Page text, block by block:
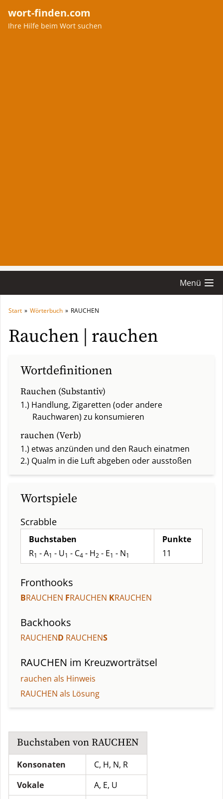
wort-finden.com
Ihre Hilfe beim Wort suchen
Menü
Start » Wörterbuch » RAUCHEN
Rauchen | rauchen
Wortdefinitionen
Rauchen (Substantiv)
1.) Handlung, Zigaretten (oder andere
Rauchwaren) zu konsumieren
rauchen (Verb)
1.) etwas anzünden und den Rauch einatmen
2.) Qualm in die Luft abgeben oder ausstoßen
Wortspiele
Scrabble
Buchstaben
R1 - A1 - U1 - C4 - H2 - E1 - N1
Punkte
11
Fronthooks
BRAUCHEN FRAUCHEN KRAUCHEN
Backhooks
RAUCHEND RAUCHENS
RAUCHEN im Kreuzworträtsel
rauchen als Hinweis
RAUCHEN als Lösung
Buchstaben von RAUCHEN
Konsonaten
C, H, N, R
Vokale
A, E, U